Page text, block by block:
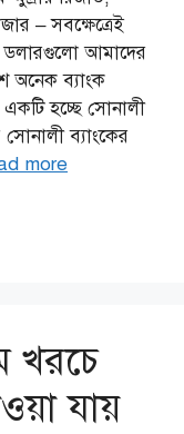
– সবক্ষেত্রেই
ডলারগুলো আমাদের
অনেক ব্যাংক
একটি হচ্ছে সোনালী
ব্যাংকের
more
খরচে
যায়